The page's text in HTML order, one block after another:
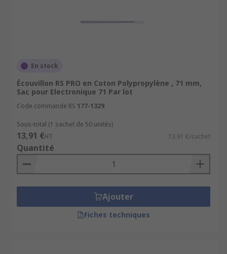
Les cotons-tiges sont présents dans les hôpitaux,
En stock
Écouvillon RS PRO en Coton Polypropylène , 71 mm,
Sac pour Electronique 71 Par lot
Code commande RS 177-1329
Sous-total (1 sachet de 50 unités)
13,91 €HT 13,91 €/sachet
Quantité
Ajouter
Fiches techniques